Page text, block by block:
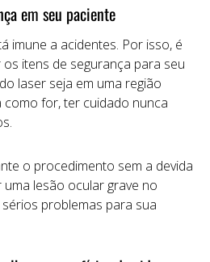
em seu paciente
imune a acidentes. Por isso, é
itens de segurança para seu
laser seja em uma região
como for, ter cuidado nunca
o procedimento sem a devida
lesão ocular grave no
problemas para sua